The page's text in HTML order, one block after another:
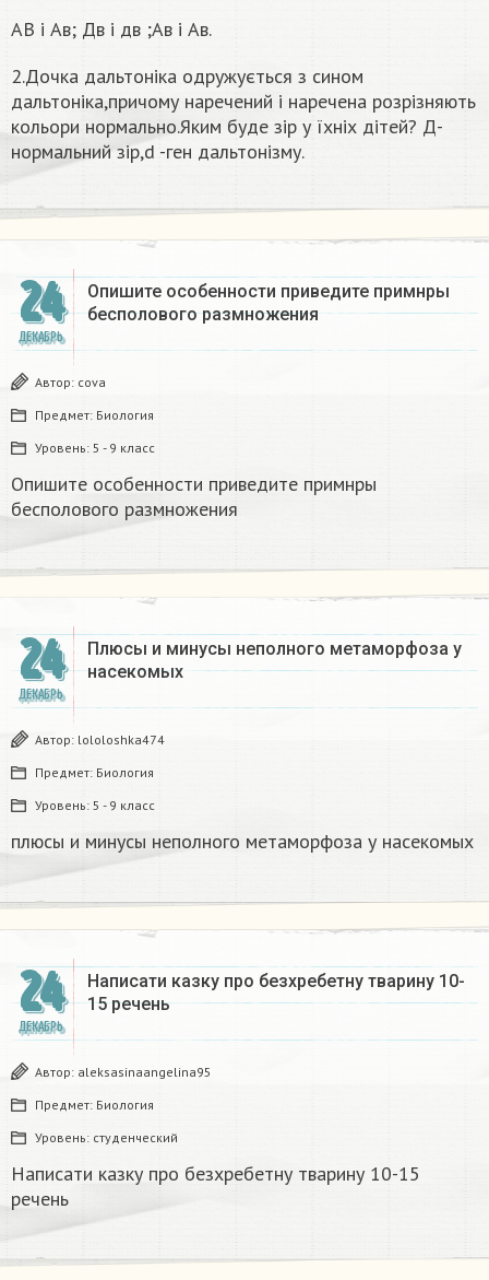
АВ і Ав; Дв і дв ;Ав і Ав.
2.Дочка дальтоніка одружується з сином
дальтоніка,причому наречений і наречена розрізняють
кольори нормально.Яким буде зір у їхніх дітей? Д-
нормальний зір,d -ген дальтонізму.
24
ДЕКАБРЬ
Опишите особенности приведите примнры
бесполового размножения
Автор: covа
Предмет: Биология
Уровень: 5 - 9 класс
Опишите особенности приведите примнры
бесполового размножения
24
ДЕКАБРЬ
Плюсы и минусы неполного метаморфоза у
насекомых​
Автор: lololoshka474
Предмет: Биология
Уровень: 5 - 9 класс
плюсы и минусы неполного метаморфоза у насекомых​
24
ДЕКАБРЬ
Написати казку про безхребетну тварину 10-
15 речень​
Автор: aleksasinaangelina95
Предмет: Биология
Уровень: студенческий
Написати казку про безхребетну тварину 10-15
речень​